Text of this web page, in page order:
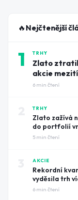
🔥 Nejčtenější
1 TRHY
Zlato
akcie
6 min čtení
TRHY
Zlato zažívá
do portfolií
5 min čtení
AKCIE
Rekordní
vyděsila trh
6 min čtení